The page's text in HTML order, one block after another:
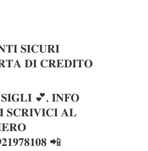
𝐒𝐈𝐂𝐔𝐑𝐈
𝐃𝐈 𝐂𝐑𝐄𝐃𝐈𝐓𝐎
💕, 𝐈𝐍𝐅𝐎
𝐀𝐋
📲